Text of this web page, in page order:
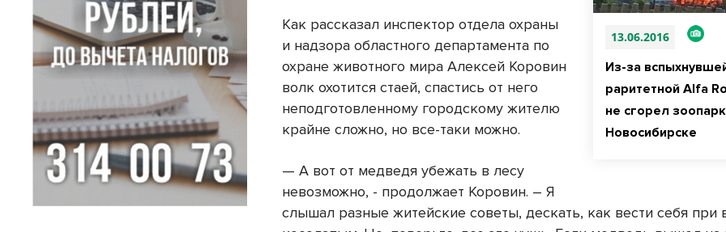
13.06.2016
Из-за
раритетной Alfa
не сгорел
Новосибирске
Как рассказал инспектор отдела охраны
и надзора областного департамента по
охране животного мира Алексей Коровин
волк охотится стаей, спастись от него
неподготовленному городскому жителю
крайне сложно, но все-таки можно.
— А вот от медведя убежать в лесу
невозможно, - продолжает Коровин. – Я
слышал разные житейские советы, дескать, как вести себя при